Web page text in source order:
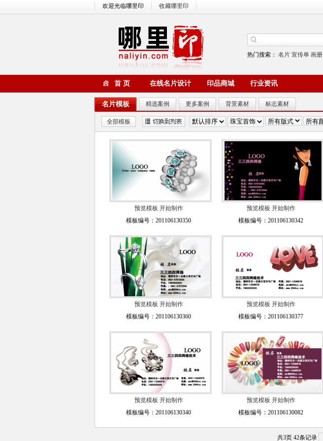
欢迎光临哪里印 收藏哪里印
热门搜索： 名片 宣传单 画册
首 页 在线名片设计 印品商城 行业资讯
名片模板 精选案例 更多案例 背景素材 标志素材
全部模板
预览模板 开始制作
模板编号：201106130350
预览模板 开始制作
模板编号：201106130342
预览模板 开始制作
模板编号：201106130360
预览模板 开始制作
模板编号：201106130377
预览模板 开始制作
模板编号：201106130340
预览模板 开始制作
模板编号：201106130082
共3页 42条记录